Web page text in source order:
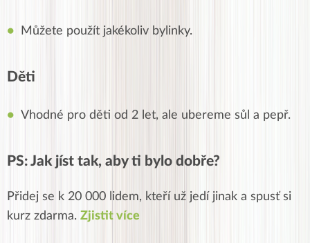
Můžete použít jakékoliv bylinky.
Děti
Vhodné pro děti od 2 let, ale ubereme sůl a pepř.
PS: Jak jíst tak, aby ti bylo dobře?
Přidej se k 20 000 lidem, kteří už jedí jinak a spusť si
kurz zdarma. Zjistit více